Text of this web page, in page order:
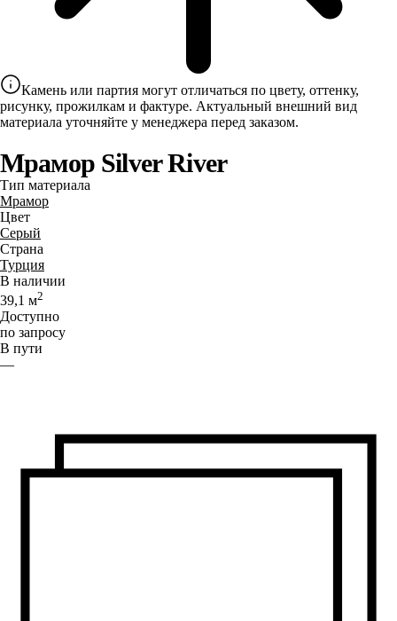
Камень или партия могут отличаться по цвету, оттенку,
рисунку, прожилкам и фактуре. Актуальный внешний вид
материала уточняйте у менеджера перед заказом.
Мрамор Silver River
Тип материала
Мрамор
Цвет
Серый
Страна
Турция
В наличии
39,1 м2
Доступно
по запросу
В пути
—